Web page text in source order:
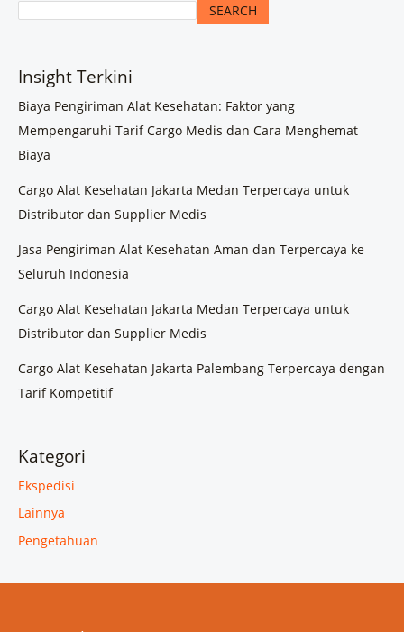
SEARCH
Insight Terkini
Biaya Pengiriman Alat Kesehatan: Faktor yang
Mempengaruhi Tarif Cargo Medis dan Cara Menghemat
Biaya
Cargo Alat Kesehatan Jakarta Medan Terpercaya untuk
Distributor dan Supplier Medis
Jasa Pengiriman Alat Kesehatan Aman dan Terpercaya ke
Seluruh Indonesia
Cargo Alat Kesehatan Jakarta Medan Terpercaya untuk
Distributor dan Supplier Medis
Cargo Alat Kesehatan Jakarta Palembang Terpercaya dengan
Tarif Kompetitif
Kategori
Ekspedisi
Lainnya
Pengetahuan